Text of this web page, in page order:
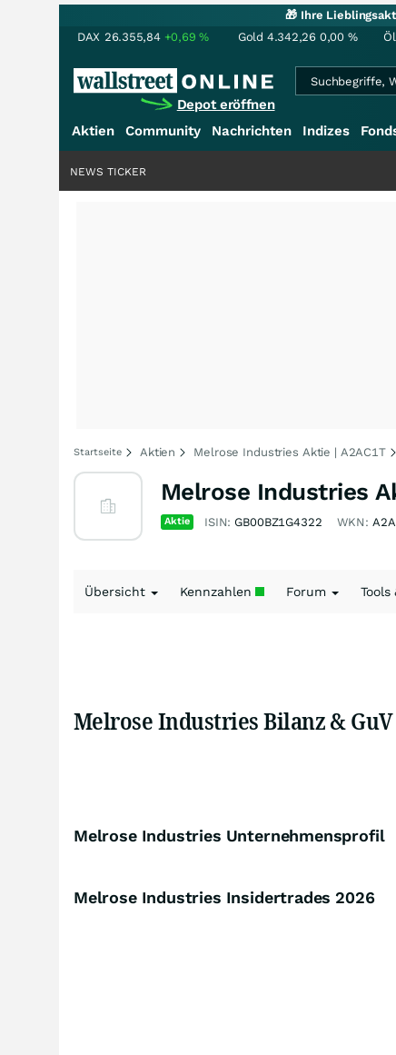
🎁 Ihre
DAX 26.355,84 +0,69% Gold 4.342,26 0,00 %
Depot eröffnen
Aktien Community Nachrichten Indizes
NEWS TICKER
Startseite Aktien Melrose Industries Aktie | A2AC1T
Melrose Industries
Aktie ISIN: GB00BZ1G4322 WKN:
Übersicht Kennzahlen Forum Tools
Melrose Industries Bilanz & GuV
Melrose Industries Unternehmensprofil
Melrose Industries Insidertrades 2026